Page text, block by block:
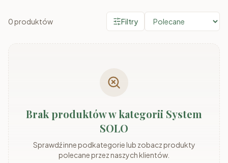
0produktów Filtry
Brak produktów w kategorii System
SOLO
Sprawdź inne podkategorie lub zobacz produkty
polecane przez naszych klientów.